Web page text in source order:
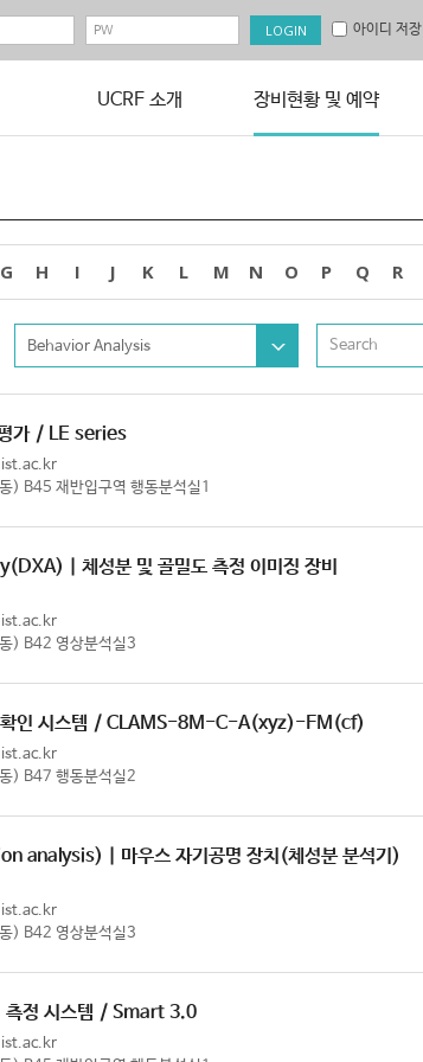
아이디 저장
UCRF 소개 장비현황 및 예약
G H I J K L M N O P Q R
Behavior Analysis
가 / LE series
B45 재반입구역 행동분석실1
| 체성분 및 골밀도 측정 이미징 장비
) B42 영상분석실3
인 시스템 / CLAMS-8M-C-A(xyz)-FM(cf)
) B47 행동분석실2
| 마우스 자기공명 장치(체성분 분석기)
) B42 영상분석실3
정 시스템 / Smart 3.0